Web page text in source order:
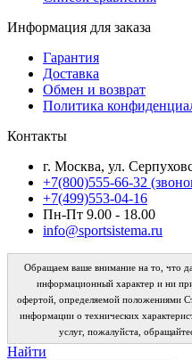
Информация для заказа
Гарантия
Доставка
Обмен и возврат
Политика
Контакты
г. Москва, ул.
+7(800)555-66-32
+7(499)553-04-16
Пн-Пт 9.00 - 18.00
info@sportsistema.ru
Обращаем ваше внимание на то, что
информационный характер и ни
офертой, определяемой положениями
информации о технических
услуг, пожалуйста,
Найти